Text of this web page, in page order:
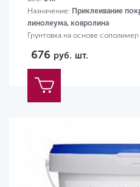
Назначение: Приклеивание
линолеума, ковролина
Грунтовка на основе
676 руб. шт.